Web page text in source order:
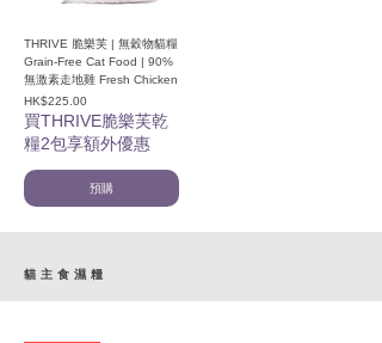
THRIVE 脆樂芙 | 無穀物貓糧
Grain-Free Cat Food | 90%
無激素走地雞 Fresh Chicken
價格
HK$225.00
買THRIVE脆樂芙乾
糧2包享額外優惠
預購
貓主食濕糧